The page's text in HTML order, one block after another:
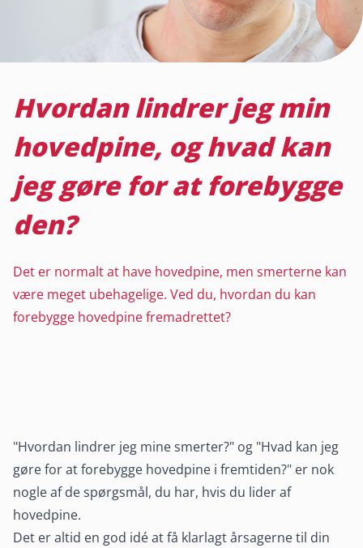
Hvordan lindrer jeg min
hovedpine, og hvad kan
jeg gøre for at forebygge
den?
Det er normalt at have hovedpine, men smerterne kan
være meget ubehagelige. Ved du, hvordan du kan
forebygge hovedpine fremadrettet?
"Hvordan lindrer jeg mine smerter?" og "Hvad kan jeg
gøre for at forebygge hovedpine i fremtiden?" er nok
nogle af de spørgsmål, du har, hvis du lider af
hovedpine.
Det er altid en god idé at få klarlagt årsagerne til din